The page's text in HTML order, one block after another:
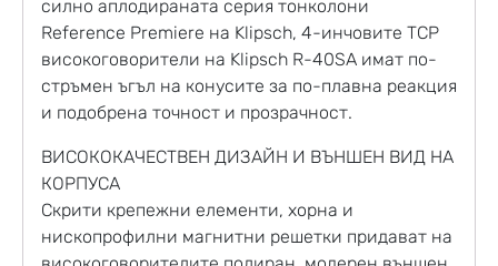
силно аплодираната серия тонколони
Reference Premiere на Klipsch, 4-инчовите TCP
високоговорители на Klipsch R-40SA имат по-
стръмен ъгъл на конусите за по-плавна реакция
и подобрена точност и прозрачност.
ВИСОКОКАЧЕСТВЕН ДИЗАЙН И ВЪНШЕН ВИД НА
КОРПУСА
Скрити крепежни елементи, хорна и
нископрофилни магнитни решетки придават на